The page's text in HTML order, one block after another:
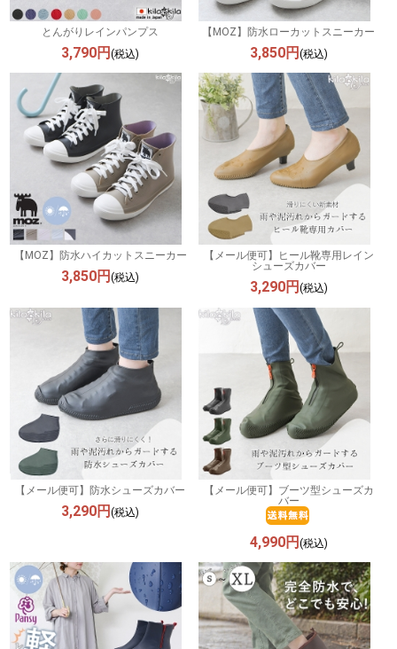
とんがりレインパンプス
3,790円(税込)
【MOZ】防水ローカットスニーカー
3,850円 (税込)
【MOZ】防水ハイカットスニーカー
3,850円(税込)
【メール便可】ヒール靴専用レイン
シューズカバー
3,290円 (税込)
【メール便可】防水シューズカバー
3,290円(税込)
【メール便可】ブーツ型シューズカ
バー
4,990円 (税込)